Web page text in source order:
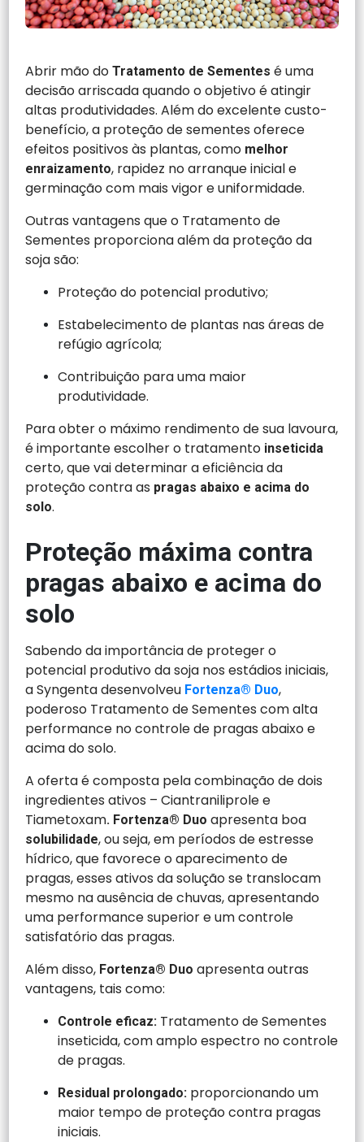
Abrir mão doTratamento de Sementesé uma
decisão arriscada quando o objetivo é atingir
altas produtividades. Além do excelente custo-
benefício, a proteção de sementes oferece
efeitos positivos às plantas, como melhor
enraizamento, rapidez no arranque inicial e
germinação com mais vigor e uniformidade.
Outras vantagens que o Tratamento de
Sementes proporciona além da proteção da
soja são:
Proteção do potencial produtivo;
Estabelecimento de plantas nas áreas de
refúgio agrícola;
Contribuição para uma maior
produtividade.
Para obter o máximo rendimento de sua lavoura,
é importante escolher o tratamento inseticida
certo, que vai determinar a eficiência da
proteção contra as pragas abaixo e acima do
solo.
Proteção máxima contra
pragas abaixo e acima do
solo
Sabendo da importância de proteger o
potencial produtivo da soja nos estádios iniciais,
a Syngenta desenvolveu Fortenza® Duo,
poderoso Tratamento de Sementes com alta
performance no controle de pragas abaixo e
acima do solo.
A oferta é composta pela combinação de dois
ingredientes ativos – Ciantraniliprole e
Tiametoxam. Fortenza® Duo apresenta boa
solubilidade, ou seja, em períodos de estresse
hídrico, que favorece o aparecimento de
pragas, esses ativos da solução se translocam
mesmo na ausência de chuvas, apresentando
uma performance superior e um controle
satisfatório das pragas.
Além disso, Fortenza® Duoapresenta outras
vantagens, tais como:
Controle eficaz: Tratamento de Sementes
inseticida, com amplo espectro no controle
de pragas.
Residual prolongado: proporcionando um
maior tempo de proteção contra pragas
iniciais.